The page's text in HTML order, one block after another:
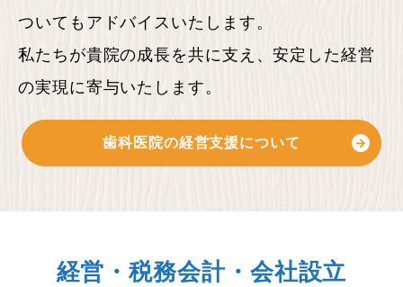
ついてもアドバイスいたします。
私たちが貴院の成長を共に支え、安定した経営
の実現に寄与いたします。
歯科医院の経営支援について
経営・税務会計・会社設立